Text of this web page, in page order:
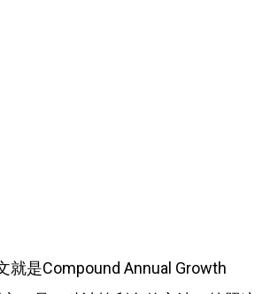
就是Compound Annual Growth